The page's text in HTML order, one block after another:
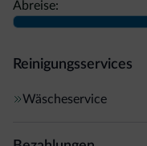
Abreise:
Reinigungsservices
Wäscheservice